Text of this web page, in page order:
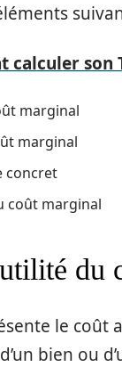
calculer son
marginal
marginal
concret
coût marginal
du
le coût
bien ou